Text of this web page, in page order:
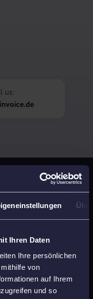
Ihren Daten
Ihre persönlichen
von
auf Ihrem
und so
us: